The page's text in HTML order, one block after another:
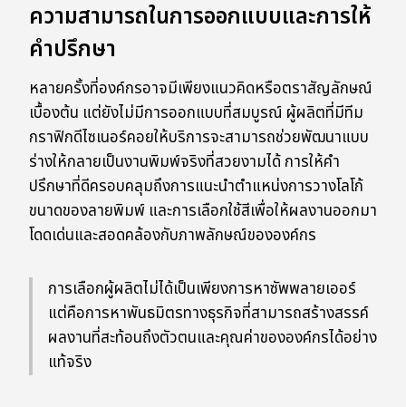
ความสามารถในการออกแบบและการให้
คำปรึกษา
หลายครั้งที่องค์กรอาจมีเพียงแนวคิดหรือตราสัญลักษณ์
เบื้องต้น แต่ยังไม่มีการออกแบบที่สมบูรณ์ ผู้ผลิตที่มีทีม
กราฟิกดีไซเนอร์คอยให้บริการจะสามารถช่วยพัฒนาแบบ
ร่างให้กลายเป็นงานพิมพ์จริงที่สวยงามได้ การให้คำ
ปรึกษาที่ดีครอบคลุมถึงการแนะนำตำแหน่งการวางโลโก้
ขนาดของลายพิมพ์ และการเลือกใช้สีเพื่อให้ผลงานออกมา
โดดเด่นและสอดคล้องกับภาพลักษณ์ขององค์กร
การเลือกผู้ผลิตไม่ได้เป็นเพียงการหาซัพพลายเออร์
แต่คือการหาพันธมิตรทางธุรกิจที่สามารถสร้างสรรค์
ผลงานที่สะท้อนถึงตัวตนและคุณค่าขององค์กรได้อย่าง
แท้จริง